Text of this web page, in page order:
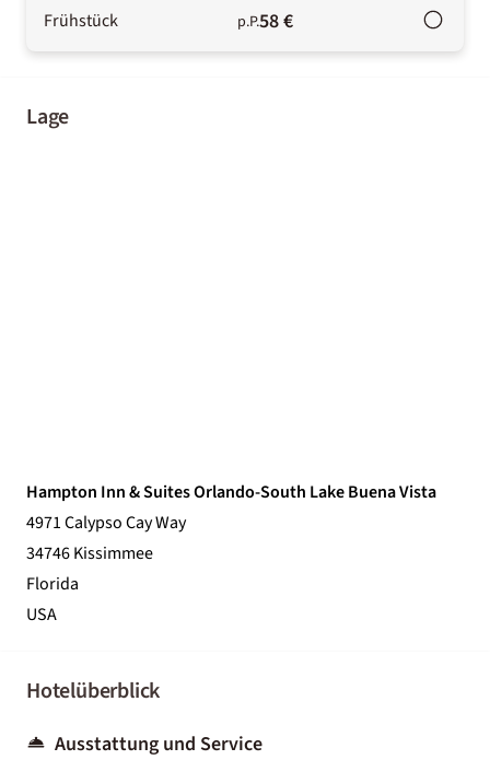
Frühstück p.P.58 €
Lage
Hampton Inn & Suites Orlando-South Lake Buena Vista
4971 Calypso Cay Way
34746 Kissimmee
Florida
USA
Hotelüberblick
Ausstattung und Service